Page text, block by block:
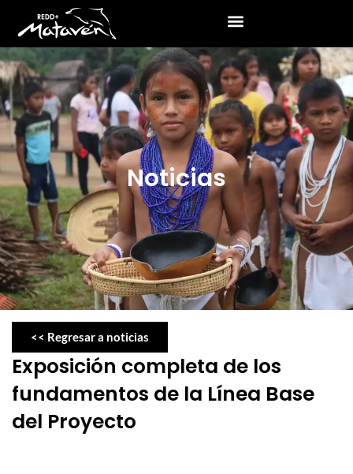
Noticias
<< Regresar a noticias
Exposición completa de los
fundamentos de la Línea Base
del Proyecto